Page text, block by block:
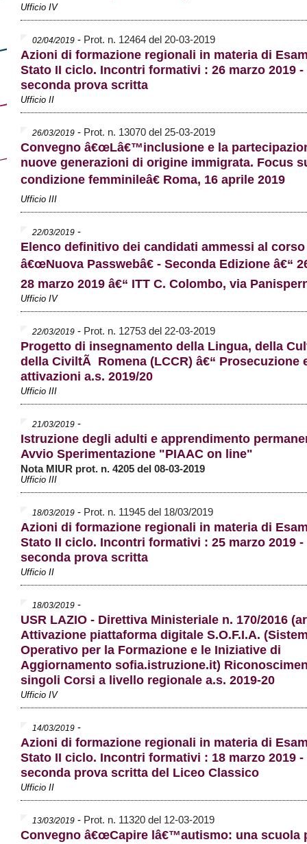
Ufficio IV
02/04/2019 - Prot. n. 12464 del 20-03-2019
Azioni di formazione regionali in materia di
Stato II ciclo. Incontri formativi : 26 marzo 2019 -
seconda prova scritta
Ufficio II
26/03/2019 - Prot. n. 13070 del 25-03-2019
Convegno â€œLâ€™inclusione e la
nuove generazioni di origine immigrata. Focus
condizione femminileâ€ Roma, 16 aprile 2019
Ufficio III
22/03/2019 -
Elenco definitivo dei candidati ammessi al corso
â€œNuova Passwebâ€ - Seconda Edizione â€“
28 marzo 2019 â€“ ITT C. Colombo, via
Ufficio IV
22/03/2019 - Prot. n. 12753 del 22-03-2019
Progetto di insegnamento della Lingua, della
della CiviltÃ Romena (LCCR) â€“ Prosecuzione
attivazioni a.s. 2019/20
Ufficio III
21/03/2019 -
Istruzione degli adulti e apprendimento
Avvio Sperimentazione "PIAAC on line"
Nota MIUR prot. n. 4205 del 08-03-2019
Ufficio III
18/03/2019 - Prot. n. 11945 del 18/03/2019
Azioni di formazione regionali in materia di
Stato II ciclo. Incontri formativi : 25 marzo 2019 -
seconda prova scritta
Ufficio II
18/03/2019 -
USR LAZIO - Direttiva Ministeriale n. 170/2016
Attivazione piattaforma digitale S.O.F.I.A.
Operativo per la Formazione e le Iniziative di
Aggiornamento sofia.istruzione.it)
singoli Corsi a livello regionale a.s. 2019-20
Ufficio IV
14/03/2019 -
Azioni di formazione regionali in materia di
Stato II ciclo. Incontri formativi : 18 marzo 2019 -
seconda prova scritta del Liceo Classico
Ufficio II
13/03/2019 - Prot. n. 11320 del 12-03-2019
Convegno â€œCapire lâ€™autismo: una scuola